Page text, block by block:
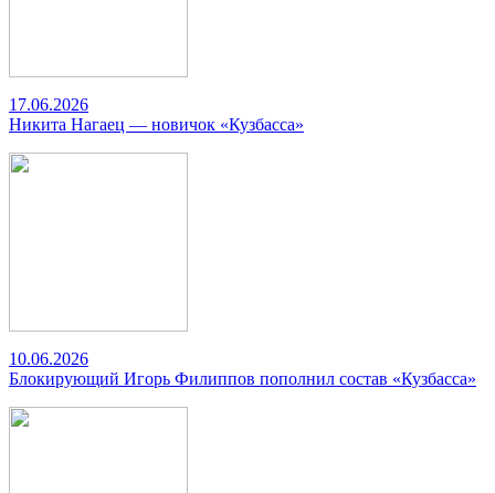
17.06.2026
Никита Нагаец — новичок «Кузбасса»
10.06.2026
Блокирующий Игорь Филиппов пополнил состав «Кузбасса»